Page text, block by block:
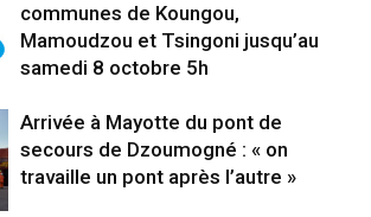
communes de Koungou,
Mamoudzou et Tsingoni jusqu’au
samedi 8 octobre 5h
Arrivée à Mayotte du pont de
secours de Dzoumogné : « on
travaille un pont après l’autre »